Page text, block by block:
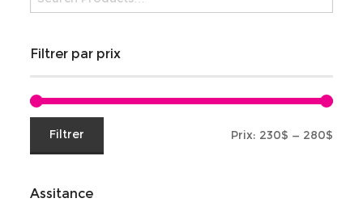
Filtrer par prix
min
maxFiltrer Prix: 230$ — 280$
Assitance